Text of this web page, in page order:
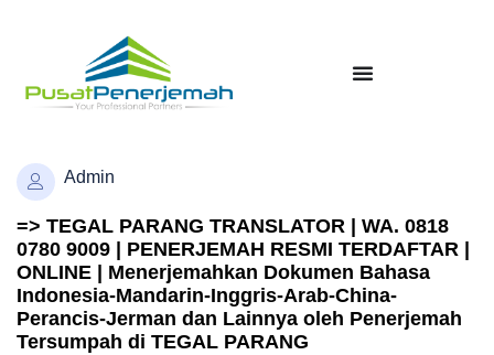
Admin
=> TEGAL PARANG TRANSLATOR | WA. 0818
0780 9009 | PENERJEMAH RESMI TERDAFTAR |
ONLINE | Menerjemahkan Dokumen Bahasa
Indonesia-Mandarin-Inggris-Arab-China-
Perancis-Jerman dan Lainnya oleh Penerjemah
Tersumpah di TEGAL PARANG